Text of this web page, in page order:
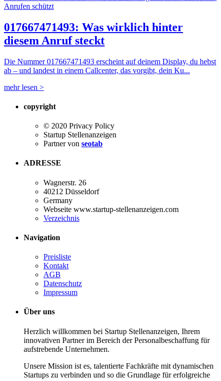
Anrufen schützt
017667471493: Was wirklich hinter
diesem Anruf steckt
Die Nummer 017667471493 erscheint auf deinem Display, du hebst
ab – und landest in einem Callcenter, das vorgibt, dein Ku...
mehr lesen >
copyright
© 2020 Privacy Policy
Startup Stellenanzeigen
Partner von seotab
ADRESSE
Wagnerstr. 26
40212 Düsseldorf
Germany
Webseite www.startup-stellenanzeigen.com
Verzeichnis
Navigation
Preisliste
Kontakt
AGB
Datenschutz
Impressum
Über uns
Herzlich willkommen bei Startup Stellenanzeigen, Ihrem
innovativen Partner im Bereich der Personalbeschaffung für
aufstrebende Unternehmen.
Unsere Mission ist es, talentierte Fachkräfte mit dynamischen
Startups zu verbinden und so die Grundlage für erfolgreiche